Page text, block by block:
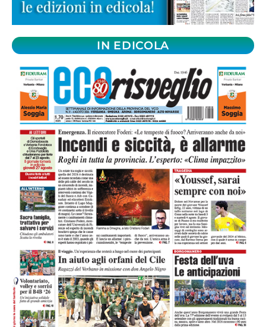
IN EDICOLA